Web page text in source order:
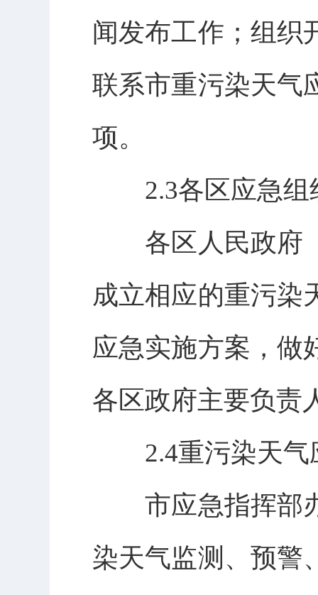
闻发布工作；组织
联系市重污染天气
项。
2.3各区应急组
各区人民政府（
成立相应的重污染
应急实施方案，做
各区政府主要负责
2.4重污染天气
市应急指挥部办
染天气监测、预警